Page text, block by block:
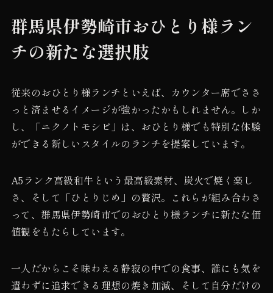
群馬県伊勢崎市おひとり様ラン
チの新たな選択肢
従来のおひとり様ランチといえば、カウンター席でささ
っと済ませるイメージが強かったかもしれません。しか
し、「ニクノトモシビ」は、おひとり様でも特別な体験
ができる新しいスタイルのランチを提案しています。
A5ランク高級和牛という最高級素材、炭火で焼く楽し
さ、そして「ひとりじめ」の贅沢。これらが組み合わさ
って、群馬県伊勢崎市でのおひとり様ランチに新たな価
値観をもたらしています。
一人だからこそ味わえる静寂の中での食事、誰にも気を
遣わずに追求できる理想の焼き加減、そして自分だけの